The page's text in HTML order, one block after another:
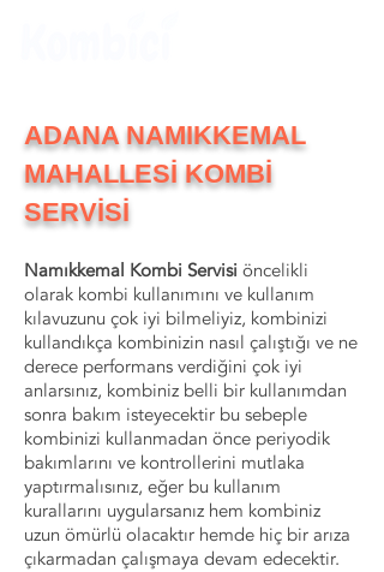
ADANA NAMIKKEMAL
MAHALLESİ KOMBİ
SERVİSİ
Namıkkemal Kombi Servisi öncelikli
olarak kombi kullanımını ve kullanım
kılavuzunu çok iyi bilmeliyiz, kombinizi
kullandıkça kombinizin nasıl çalıştığı ve ne
derece performans verdiğini çok iyi
anlarsınız, kombiniz belli bir kullanımdan
sonra bakım isteyecektir bu sebeple
kombinizi kullanmadan önce periyodik
bakımlarını ve kontrollerini mutlaka
yaptırmalısınız, eğer bu kullanım
kurallarını uygularsanız hem kombiniz
uzun ömürlü olacaktır hemde hiç bir arıza
çıkarmadan çalışmaya devam edecektir.